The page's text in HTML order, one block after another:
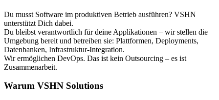
Du musst Software im produktiven Betrieb ausführen? VSHN
unterstützt Dich dabei.
Du bleibst verantwortlich für deine Applikationen – wir stellen die
Umgebung bereit und betreiben sie: Plattformen, Deployments,
Datenbanken, Infrastruktur-Integration.
Wir ermöglichen DevOps. Das ist kein Outsourcing – es ist
Zusammenarbeit.
Warum VSHN Solutions